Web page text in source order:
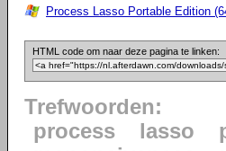
Process Lasso Portable Edition
HTML code om naar deze pagina te linken:
Trefwoorden:
process
lasso